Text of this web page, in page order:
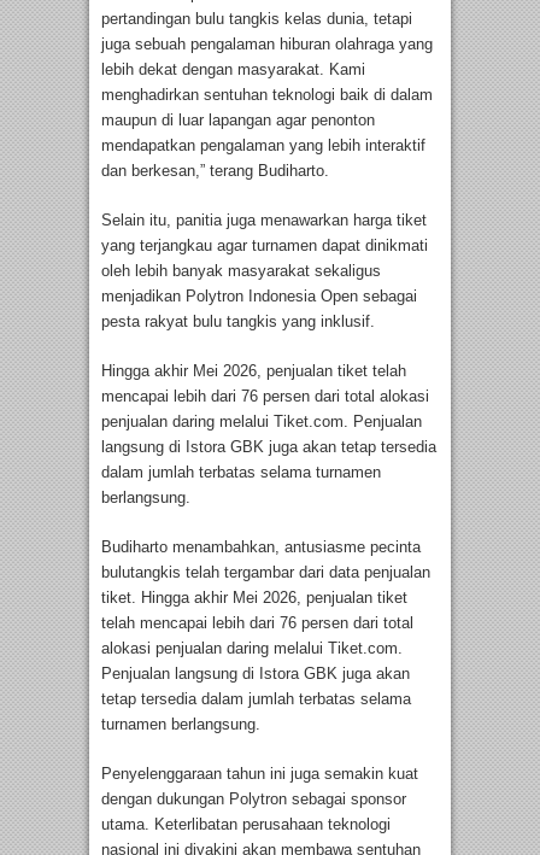
pertandingan bulu tangkis kelas dunia, tetapi
juga sebuah pengalaman hiburan olahraga yang
lebih dekat dengan masyarakat. Kami
menghadirkan sentuhan teknologi baik di dalam
maupun di luar lapangan agar penonton
mendapatkan pengalaman yang lebih interaktif
dan berkesan,” terang Budiharto.
Selain itu, panitia juga menawarkan harga tiket
yang terjangkau agar turnamen dapat dinikmati
oleh lebih banyak masyarakat sekaligus
menjadikan Polytron Indonesia Open sebagai
pesta rakyat bulu tangkis yang inklusif.
Hingga akhir Mei 2026, penjualan tiket telah
mencapai lebih dari 76 persen dari total alokasi
penjualan daring melalui Tiket.com. Penjualan
langsung di Istora GBK juga akan tetap tersedia
dalam jumlah terbatas selama turnamen
berlangsung.
Budiharto menambahkan, antusiasme pecinta
bulutangkis telah tergambar dari data penjualan
tiket. Hingga akhir Mei 2026, penjualan tiket
telah mencapai lebih dari 76 persen dari total
alokasi penjualan daring melalui Tiket.com.
Penjualan langsung di Istora GBK juga akan
tetap tersedia dalam jumlah terbatas selama
turnamen berlangsung.
Penyelenggaraan tahun ini juga semakin kuat
dengan dukungan Polytron sebagai sponsor
utama. Keterlibatan perusahaan teknologi
nasional ini diyakini akan membawa sentuhan